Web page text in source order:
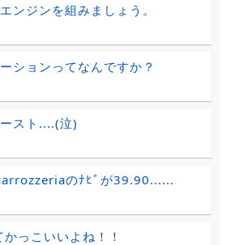
ンジンを組みましょう。
ションってなんですか？
スト....(泣)
のﾅﾋﾞが39.90......
っこいいよね！！